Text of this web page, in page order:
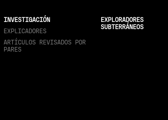
INVESTIGACIÓN
EXPLICADORES
ARTÍCULOS REVISADOS POR
PARES
EXPLORADORES
SUBTERRÁNEOS